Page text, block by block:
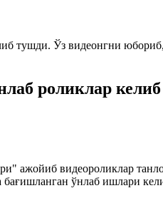
роликлар
ажойиб видеороликлар
бағишланган ўнлаб ишлари